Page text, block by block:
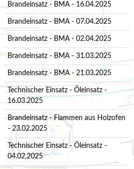
Brandeinsatz - BMA - 16.04.2025
Brandeinsatz - BMA - 07.04.2025
Brandeinsatz - BMA - 02.04.2025
Brandeinsatz - BMA - 31.03.2025
Brandeinsatz - BMA - 21.03.2025
Technischer Einsatz - Öleinsatz -
16.03.2025
Brandeinsatz - Flammen aus Holzofen
- 23.02.2025
Technischer Einsatz - Öleinsatz -
04.02.2025